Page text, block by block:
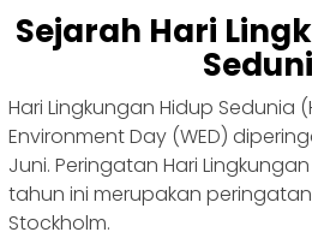
Sejarah Hari
Hari Lingkungan Hidup Sedunia
Environment Day (WED)
Juni. Peringatan Hari
tahun ini merupakan
Stockholm.